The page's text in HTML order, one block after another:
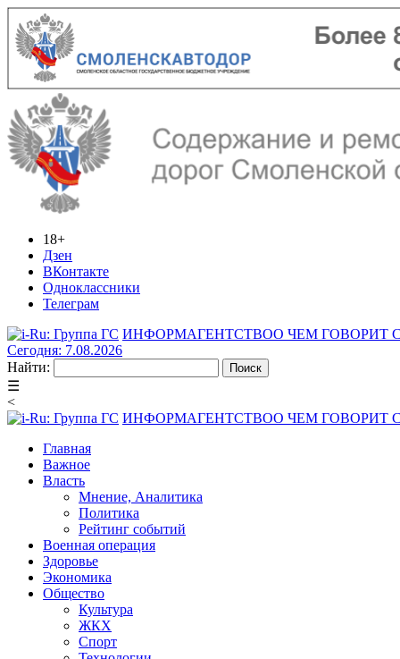
18+
Дзен
ВКонтакте
Одноклассники
Телеграм
ИНФОРМАГЕНТСТВОО ЧЕМ ГОВОРИТ
Сегодня: 7.08.2026
Найти:
☰
<
ИНФОРМАГЕНТСТВОО ЧЕМ ГОВОРИТ
Главная
Важное
Власть
Мнение, Аналитика
Политика
Рейтинг событий
Военная операция
Здоровье
Экономика
Общество
Культура
ЖКХ
Спорт